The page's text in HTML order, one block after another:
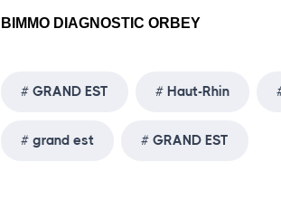
BIMMO DIAGNOSTIC ORBEY
GRAND EST Haut-Rhin
grand est GRAND EST